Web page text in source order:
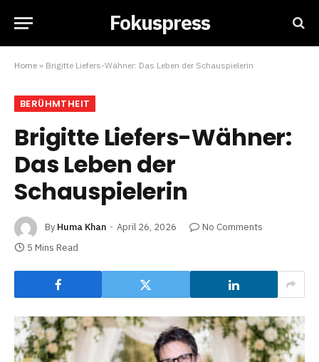
Fokuspress
Home » Brigitte Liefers-Wähner: Das Leben der Schauspielerin
BERÜHMTHEIT
Brigitte Liefers-Wähner:
Das Leben der
Schauspielerin
By Huma Khan April 26, 2026
No Comments
5 Mins Read